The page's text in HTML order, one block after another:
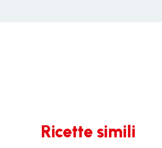
Ricette simili